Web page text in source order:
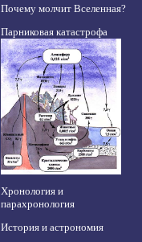
Почему молчит Вселенная?
Парниковая катастрофа
Хронология и
парахронология
История и астрономия